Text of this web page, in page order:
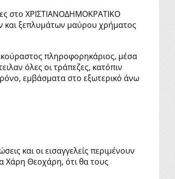
στο ΧΡΙΣΤΙΑΝΟΔΗΜΟΚΡΑΤΙΚΟ
και ξεπλυμάτων μαύρου χρήματος
πληροφορηκάριος, μέσα
όλες οι τράπεζες, κατόπιν
εμβάσματα στο εξωτερικό άνω
και οι εισαγγελείς περιμένουν
Χάρη Θεοχάρη, ότι θα τους